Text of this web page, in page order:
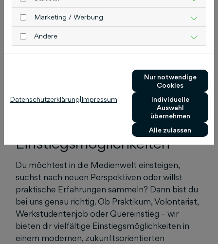
Einstiegsmöglichkeiten
Du möchtest in die Medienwelt einsteigen,
suchst nach neuen Perspektiven oder willst
praktische Erfahrungen sammeln? Dann bist du
bei uns genau richtig. Ob Praktikum, Volontariat,
Werkstudentenjob oder Quereinstieg – wir
bieten dir vielfältige Einstiegsmöglichkeiten in
einem modernen, zukunftsorientierten
Marketing / Werbung
Andere
Datenschutzerklärung Impressum
Nur notwendige
Cookies
Individuelle
Auswahl
übernehmen
Alle zulassen